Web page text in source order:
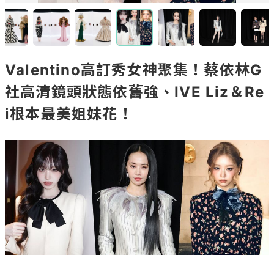
Valentino高訂秀女神聚集！蔡依林G
社高清鏡頭狀態依舊強、IVE Liz＆Re
i根本最美姐妹花！